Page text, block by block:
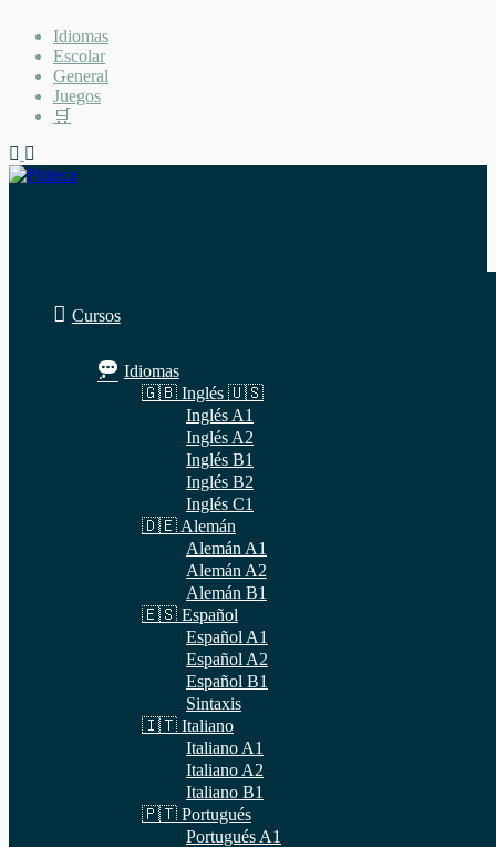
contenido
Idiomas
Escolar
General
Juegos
🛒
Cursos
Idiomas
🇬🇧 Inglés 🇺🇸
Inglés A1
Inglés A2
Inglés B1
Inglés B2
Inglés C1
🇩🇪 Alemán
Alemán A1
Alemán A2
Alemán B1
🇪🇸 Español
Español A1
Español A2
Español B1
Sintaxis
🇮🇹 Italiano
Italiano A1
Italiano A2
Italiano B1
🇵🇹 Portugués
Portugués A1